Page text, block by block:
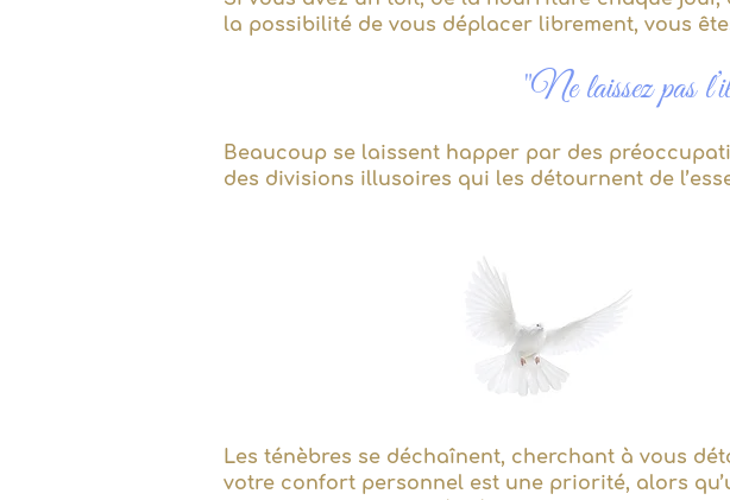
la possibilité de vous déplacer librement, vous
"Ne laissez pas
Beaucoup se laissent happer par des
des divisions illusoires qui les détournent de
Les ténèbres se déchaînent, cherchant à vous
votre confort personnel est une priorité, alors